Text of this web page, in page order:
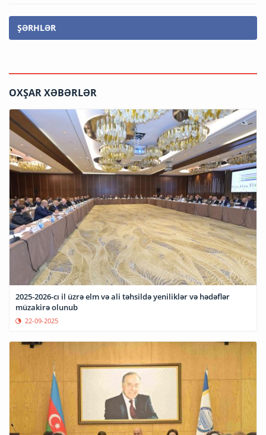
ŞƏRHLƏR
OXŞAR XƏBƏRLƏR
2025-2026-cı il üzrə elm və ali təhsildə yeniliklər və hədəflər
müzakirə olunub
22-09-2025